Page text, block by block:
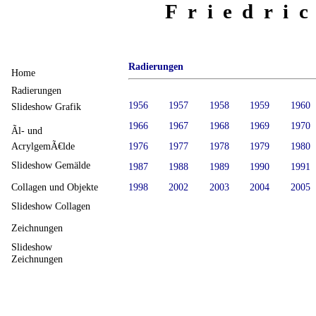
Radierungen
1956 1957 1958 1959
1960
1966
1967 1968 1969
1970
1976
1977 1978 1979
1980
1987
1988 1989 1990
1991
1998
2002 2003 2004 2005
Home
Radierungen
Slideshow Grafik
Ãl- und
AcrylgemÃ€lde
Slideshow Gemälde
Collagen und Objekte
Slideshow Collagen
Zeichnungen
Slideshow
Zeichnungen